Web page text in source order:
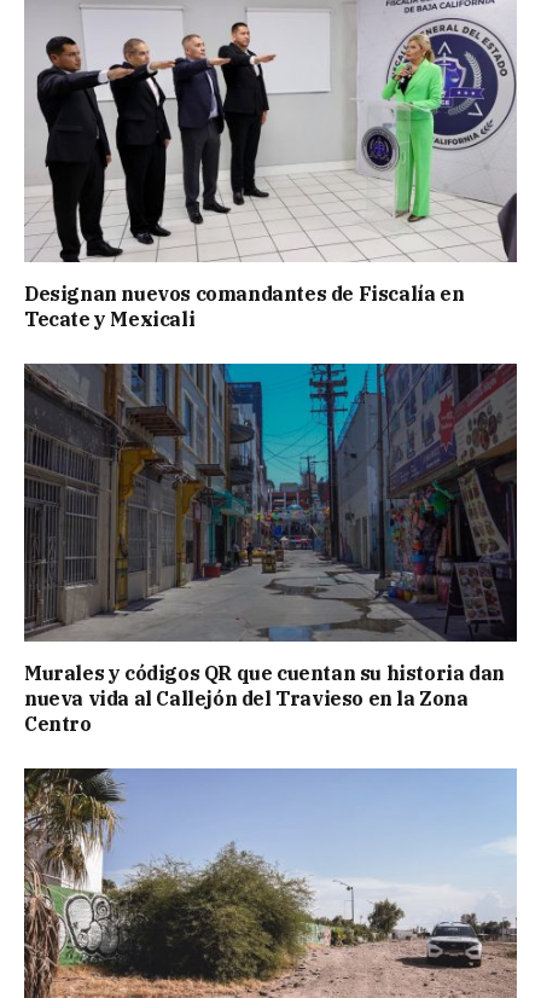
Designan nuevos comandantes de Fiscalía en
Tecate y Mexicali
Murales y códigos QR que cuentan su historia dan
nueva vida al Callejón del Travieso en la Zona
Centro